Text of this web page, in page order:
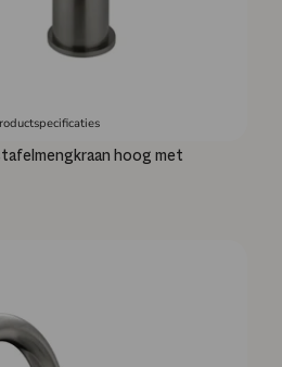
hoog met